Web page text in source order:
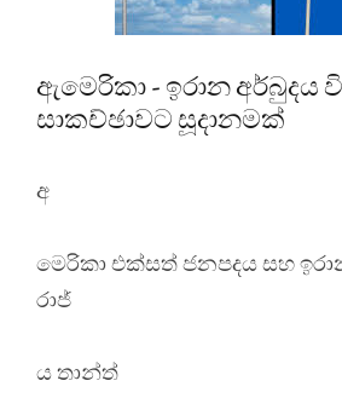
ඇමෙරිකා - ඉරාන අර්බුදය
සාකච්ඡාවට සූදානමක්
අ
මෙරිකා එක්සත් ජනපදය සහ
රාජ්
ය තාන්ත්